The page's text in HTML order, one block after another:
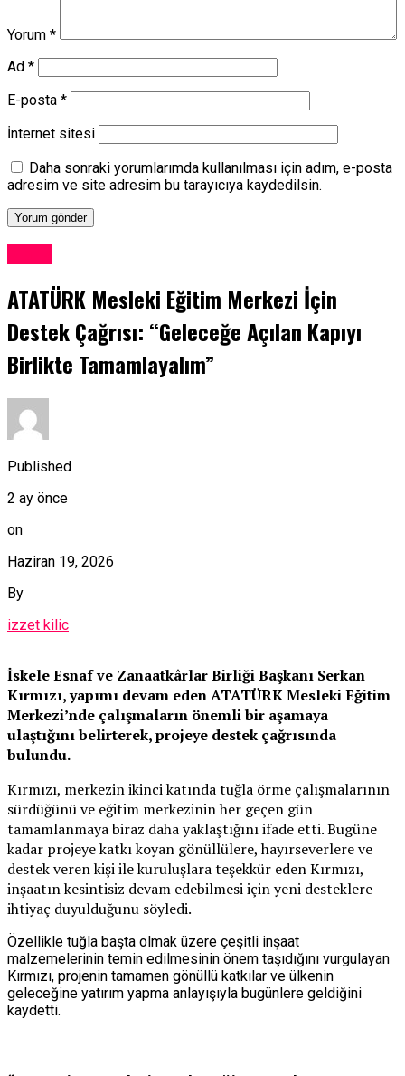
Yorum *
Ad *
E-posta *
İnternet sitesi
Daha sonraki yorumlarımda kullanılması için adım, e-posta
adresim ve site adresim bu tarayıcıya kaydedilsin.
ATATÜRK Mesleki Eğitim Merkezi İçin
Destek Çağrısı: “Geleceğe Açılan Kapıyı
Birlikte Tamamlayalım”
Published
2 ay önce
on
Haziran 19, 2026
By
izzet kilic
İskele Esnaf ve Zanaatkârlar Birliği Başkanı Serkan
Kırmızı, yapımı devam eden ATATÜRK Mesleki Eğitim
Merkezi’nde çalışmaların önemli bir aşamaya
ulaştığını belirterek, projeye destek çağrısında
bulundu.
Kırmızı, merkezin ikinci katında tuğla örme çalışmalarının
sürdüğünü ve eğitim merkezinin her geçen gün
tamamlanmaya biraz daha yaklaştığını ifade etti. Bugüne
kadar projeye katkı koyan gönüllülere, hayırseverlere ve
destek veren kişi ile kuruluşlara teşekkür eden Kırmızı,
inşaatın kesintisiz devam edebilmesi için yeni desteklere
ihtiyaç duyulduğunu söyledi.
Özellikle tuğla başta olmak üzere çeşitli inşaat
malzemelerinin temin edilmesinin önem taşıdığını vurgulayan
Kırmızı, projenin tamamen gönüllü katkılar ve ülkenin
geleceğine yatırım yapma anlayışıyla bugünlere geldiğini
kaydetti.